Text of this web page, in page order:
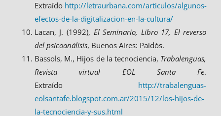
Extraído http://letraurbana.com/articulos/algunos-
efectos-de-la-digitalizacion-en-la-cultura/
Lacan, J. (1992), El Seminario, Libro 17, El reverso
del psicoanálisis, Buenos Aires: Paidós.
Bassols, M., Hijos de la tecnociencia, Trabalenguas,
Revista virtual EOL Santa Fe.
Extraído http://trabalenguas-
eolsantafe.blogspot.com.ar/2015/12/los-hijos-de-
la-tecnociencia-y-sus.html